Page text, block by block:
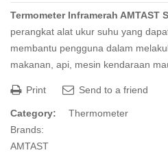
Termometer Inframerah AMTAST
perangkat alat ukur suhu yang
membantu pengguna dalam
makanan, api, mesin kendaraan
Print Send to a friend
Category:
Thermometer
Brands:
AMTAST